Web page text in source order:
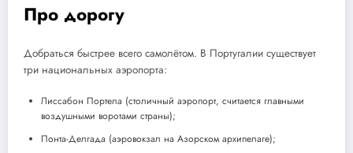
Про дорогу
Добраться быстрее всего самолётом. В Португалии существует
три национальных аэропорта:
Лиссабон Портела (столичный аэропорт, считается главными
воздушными воротами страны);
Понта-Делгада (аэровокзал на Азорском архипелаге);